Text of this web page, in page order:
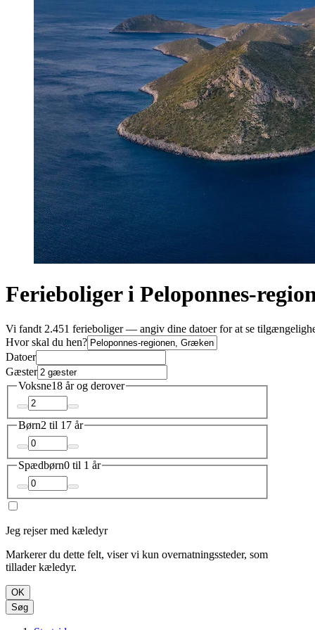
Ferieboliger i Peloponnes-
Vi fandt 2.451 ferieboliger — angiv dine datoer for at se
Hvor skal du hen?
Datoer
Gæster
Voksne18 år og derover
Børn2 til 17 år
Spædbørn0 til 1 år
Jeg rejser med kæledyr
Markerer du dette felt, viser vi kun overnatningssteder, som
tillader kæledyr.
OK
Søg